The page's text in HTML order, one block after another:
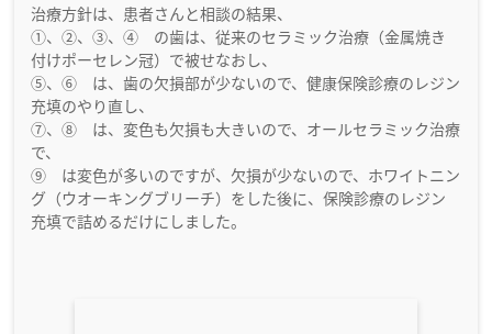
治療方針は、患者さんと相談の結果、
①、②、③、④ の歯は、従来のセラミック治療（金属焼き
付けポーセレン冠）で被せなおし、
⑤、⑥ は、歯の欠損部が少ないので、健康保険診療のレジン
充填のやり直し、
⑦、⑧ は、変色も欠損も大きいので、オールセラミック治療
で、
⑨ は変色が多いのですが、欠損が少ないので、ホワイトニン
グ（ウオーキングブリーチ）をした後に、保険診療のレジン
充填で詰めるだけにしました。